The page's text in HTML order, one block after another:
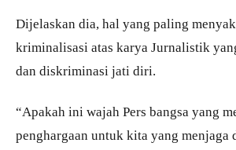
Dijelaskan dia, hal yang paling
kriminalisasi atas karya Jurnalistik
dan diskriminasi jati diri.
“Apakah ini wajah Pers bangsa yang
penghargaan untuk kita yang menjaga